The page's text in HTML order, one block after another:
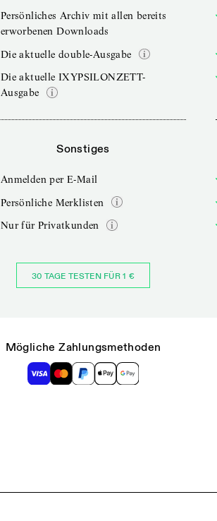
Persönliches Archiv mit allen bereits
erworbenen Downloads
Die aktuelle double-Ausgabe
Die aktuelle IXYPSILONZETT-
Ausgabe
Sonstiges
Anmelden per E-Mail
Persönliche Merklisten
Nur für Privatkunden
30 TAGE TESTEN FÜR 1 €
Mögliche Zahlungsmethoden